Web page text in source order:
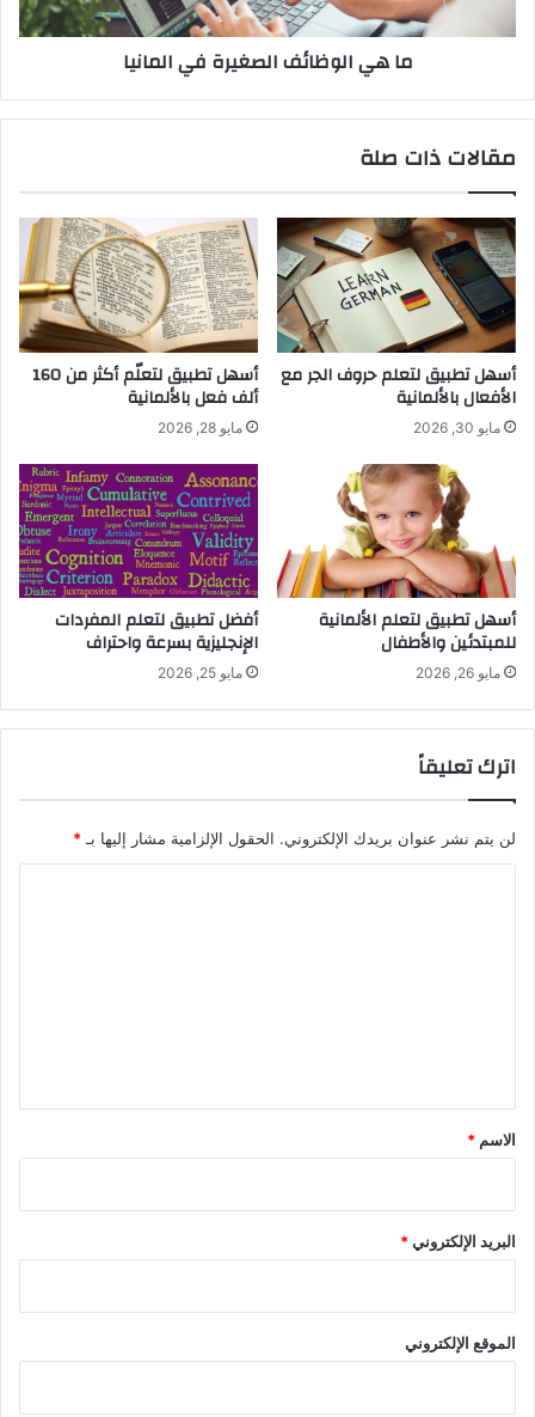
ما هي الوظائف الصغيرة في المانيا
مقالات ذات صلة
أسهل تطبيق لتعلم حروف الجر مع
الأفعال بالألمانية
مايو 30, 2026
أسهل تطبيق لتعلّم أكثر من 160
ألف فعل بالألمانية
مايو 28, 2026
أسهل تطبيق لتعلم الألمانية
للمبتدئين والأطفال
مايو 26, 2026
أفضل تطبيق لتعلم المفردات
الإنجليزية بسرعة واحتراف
مايو 25, 2026
اترك تعليقاً
لن يتم نشر عنوان بريدك الإلكتروني. الحقول الإلزامية مشار إليها بـ*
*
الاسم *
البريد الإلكتروني*
الموقع الإلكتروني